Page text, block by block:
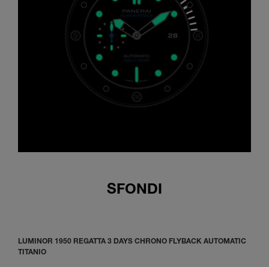
SFONDI
LUMINOR 1950 REGATTA 3 DAYS CHRONO FLYBACK AUTOMATIC
TITANIO